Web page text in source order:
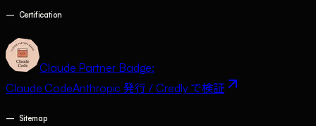
— Certification
Claude Partner Badge:
Claude CodeAnthropic 発行 / Credly で検証
— Sitemap